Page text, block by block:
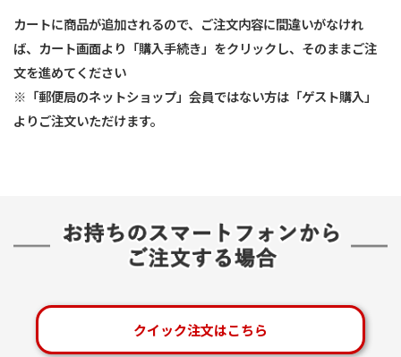
カートに商品が追加されるので、ご注文内容に間違いがなけれ
ば、カート画面より「購入手続き」をクリックし、そのままご注
文を進めてください
※「郵便局のネットショップ」会員ではない方は「ゲスト購入」
よりご注文いただけます。
クイック注文はこちら